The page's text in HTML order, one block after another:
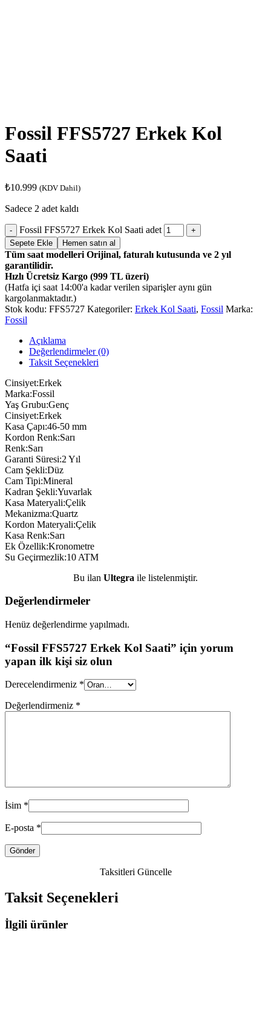
Fossil FFS5727 Erkek Kol
Saati
₺10.999 (KDV Dahil)
Sadece 2 adet kaldı
Fossil FFS5727 Erkek Kol Saati adet
Sepete Ekle Hemen satın al
Tüm saat modelleri Orijinal, faturalı kutusunda ve 2 yıl
garantilidir.
Hızlı Ücretsiz Kargo (999 TL üzeri)
(Hatfa içi saat 14:00'a kadar verilen siparişler aynı gün
kargolanmaktadır.)
Stok kodu: FFS5727 Kategoriler: Erkek Kol Saati, Fossil Marka:
Fossil
Açıklama
Değerlendirmeler (0)
Taksit Seçenekleri
Cinsiyet:Erkek
Marka:Fossil
Yaş Grubu:Genç
Cinsiyet:Erkek
Kasa Çapı:46-50 mm
Kordon Renk:Sarı
Renk:Sarı
Garanti Süresi:2 Yıl
Cam Şekli:Düz
Cam Tipi:Mineral
Kadran Şekli:Yuvarlak
Kasa Materyali:Çelik
Mekanizma:Quartz
Kordon Materyali:Çelik
Kasa Renk:Sarı
Ek Özellik:Kronometre
Su Geçirmezlik:10 ATM
Bu ilan Ultegra ile listelenmiştir.
Değerlendirmeler
Henüz değerlendirme yapılmadı.
“Fossil FFS5727 Erkek Kol Saati” için yorum
yapan ilk kişi siz olun
Derecelendirmeniz *
Değerlendirmeniz *
İsim *
E-posta *
Taksitleri Güncelle
Taksit Seçenekleri
İlgili ürünler